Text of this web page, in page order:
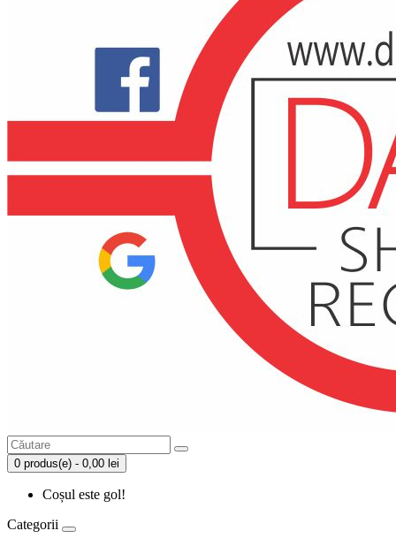
0 produs(e) - 0,00 lei
Coșul este gol!
Categorii